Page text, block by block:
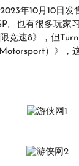
年10月10日发
。也有很多玩家
竞速8》，但
）》，